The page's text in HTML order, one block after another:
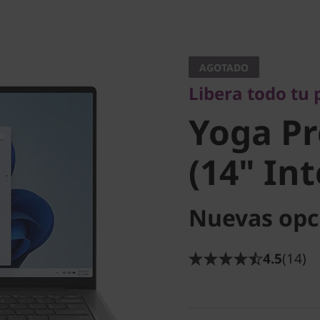
Yoga
(14"
AGOTADO
Libera todo tu
Yoga
(14"
Nuevas
4.5(14)